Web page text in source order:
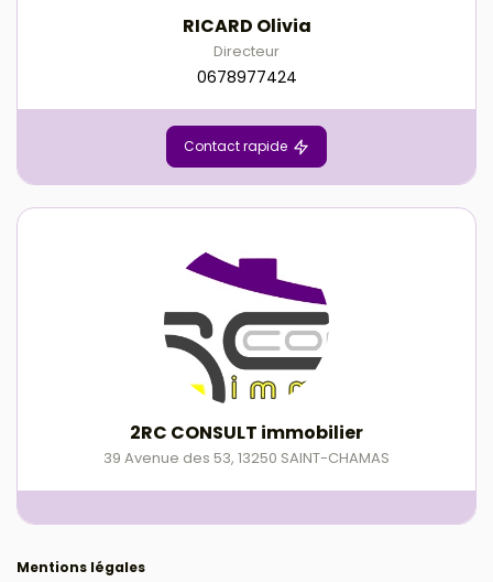
RICARD Olivia
Directeur
0678977424
Contact rapide
2RC CONSULT immobilier
39 Avenue des 53, 13250 SAINT-CHAMAS
Mentions légales